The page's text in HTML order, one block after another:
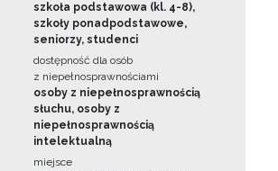
szkoła podstawowa (kl. 4-8),
szkoły ponadpodstawowe,
seniorzy, studenci
dostępność dla osób
z niepełnosprawnościami
osoby z niepełnosprawnością
słuchu, osoby z
niepełnosprawnością
intelektualną
miejsce